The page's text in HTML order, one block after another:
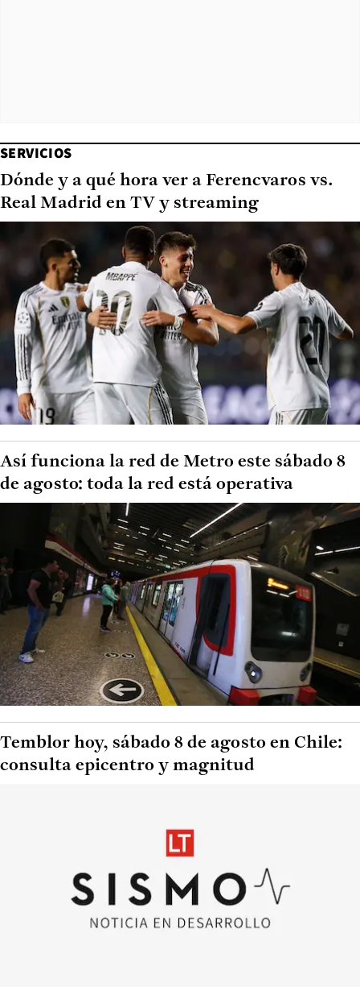
SERVICIOS
Dónde y a qué hora ver a Ferencvaros vs.
Real Madrid en TV y streaming
Así funciona la red de Metro este sábado 8
de agosto: toda la red está operativa
Temblor hoy, sábado 8 de agosto en Chile:
consulta epicentro y magnitud